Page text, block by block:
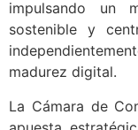
impulsando un
sostenible y
madurez digital.
La Cámara de